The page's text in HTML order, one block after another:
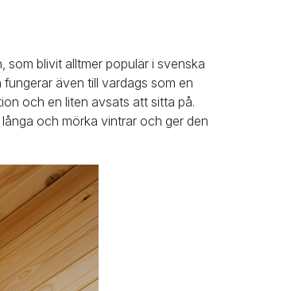
som blivit alltmer populär i svenska
även till vardags som en
och en liten avsats att sitta på.
och mörka vintrar och ger den